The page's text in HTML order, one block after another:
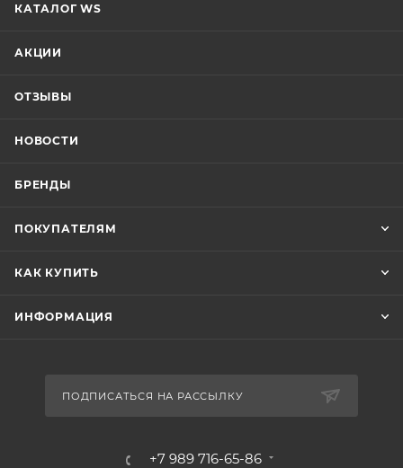
КАТАЛОГ WS
АКЦИИ
ОТЗЫВЫ
НОВОСТИ
БРЕНДЫ
ПОКУПАТЕЛЯМ
КАК КУПИТЬ
ИНФОРМАЦИЯ
ПОДПИСАТЬСЯ НА РАССЫЛКУ
+7 989 716-65-86